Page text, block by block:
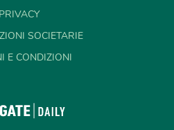
PRIVACY
SOCIETARIE
E CONDIZIONI